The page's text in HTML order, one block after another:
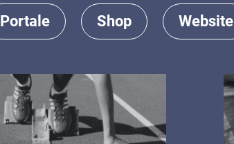
Portale Shop Website